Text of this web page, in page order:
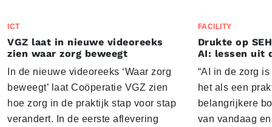
ICT
VGZ laat in nieuwe videoreeks
zien waar zorg beweegt
In de nieuwe videoreeks ‘Waar zorg
beweegt’ laat Coöperatie VGZ zien
hoe zorg in de praktijk stap voor stap
verandert. In de eerste aflevering
FACILITY
Drukte op
AI: lessen uit
“AI in de zorg
het als een
belangrijkere
van vandaag